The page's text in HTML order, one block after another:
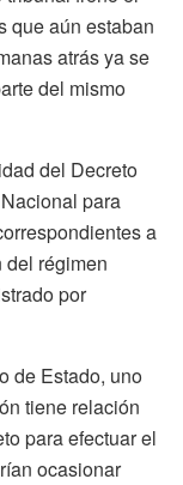
que aún estaban
atrás ya se
del mismo
del Decreto
para
a
régimen
por
de Estado, uno
tiene relación
para efectuar el
ocasionar